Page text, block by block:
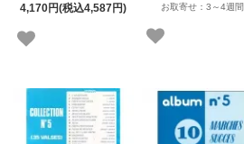
4,170円(税込4,587円)
お取寄せ：3～4週間